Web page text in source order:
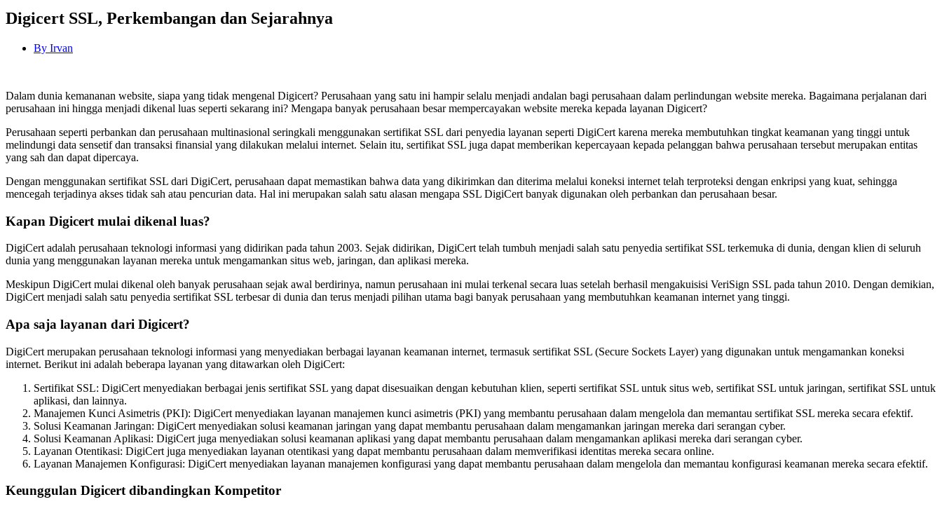
Digicert SSL, Perkembangan dan Sejarahnya
By Irvan
Dalam dunia kemananan website, siapa yang tidak mengenal Digicert? Perusahaan yang satu ini hampir selalu menjadi andalan bagi perusahaan dalam perlindungan website mereka. Bagaimana perjalanan dari
perusahaan ini hingga menjadi dikenal luas seperti sekarang ini? Mengapa banyak perusahaan besar mempercayakan website mereka kepada layanan Digicert?
Perusahaan seperti perbankan dan perusahaan multinasional seringkali menggunakan sertifikat SSL dari penyedia layanan seperti DigiCert karena mereka membutuhkan tingkat keamanan yang tinggi untuk
melindungi data sensetif dan transaksi finansial yang dilakukan melalui internet. Selain itu, sertifikat SSL juga dapat memberikan kepercayaan kepada pelanggan bahwa perusahaan tersebut merupakan entitas
yang sah dan dapat dipercaya.
Dengan menggunakan sertifikat SSL dari DigiCert, perusahaan dapat memastikan bahwa data yang dikirimkan dan diterima melalui koneksi internet telah terproteksi dengan enkripsi yang kuat, sehingga
mencegah terjadinya akses tidak sah atau pencurian data. Hal ini merupakan salah satu alasan mengapa SSL DigiCert banyak digunakan oleh perbankan dan perusahaan besar.
Kapan Digicert mulai dikenal luas?
DigiCert adalah perusahaan teknologi informasi yang didirikan pada tahun 2003. Sejak didirikan, DigiCert telah tumbuh menjadi salah satu penyedia sertifikat SSL terkemuka di dunia, dengan klien di seluruh
dunia yang menggunakan layanan mereka untuk mengamankan situs web, jaringan, dan aplikasi mereka.
Meskipun DigiCert mulai dikenal oleh banyak perusahaan sejak awal berdirinya, namun perusahaan ini mulai terkenal secara luas setelah berhasil mengakuisisi VeriSign SSL pada tahun 2010. Dengan demikian,
DigiCert menjadi salah satu penyedia sertifikat SSL terbesar di dunia dan terus menjadi pilihan utama bagi banyak perusahaan yang membutuhkan keamanan internet yang tinggi.
Apa saja layanan dari Digicert?
DigiCert merupakan perusahaan teknologi informasi yang menyediakan berbagai layanan keamanan internet, termasuk sertifikat SSL (Secure Sockets Layer) yang digunakan untuk mengamankan koneksi
internet. Berikut ini adalah beberapa layanan yang ditawarkan oleh DigiCert:
Sertifikat SSL: DigiCert menyediakan berbagai jenis sertifikat SSL yang dapat disesuaikan dengan kebutuhan klien, seperti sertifikat SSL untuk situs web, sertifikat SSL untuk jaringan, sertifikat SSL untuk
aplikasi, dan lainnya.
Manajemen Kunci Asimetris (PKI): DigiCert menyediakan layanan manajemen kunci asimetris (PKI) yang membantu perusahaan dalam mengelola dan memantau sertifikat SSL mereka secara efektif.
Solusi Keamanan Jaringan: DigiCert menyediakan solusi keamanan jaringan yang dapat membantu perusahaan dalam mengamankan jaringan mereka dari serangan cyber.
Solusi Keamanan Aplikasi: DigiCert juga menyediakan solusi keamanan aplikasi yang dapat membantu perusahaan dalam mengamankan aplikasi mereka dari serangan cyber.
Layanan Otentikasi: DigiCert juga menyediakan layanan otentikasi yang dapat membantu perusahaan dalam memverifikasi identitas mereka secara online.
Layanan Manajemen Konfigurasi: DigiCert menyediakan layanan manajemen konfigurasi yang dapat membantu perusahaan dalam mengelola dan memantau konfigurasi keamanan mereka secara efektif.
Keunggulan Digicert dibandingkan Kompetitor